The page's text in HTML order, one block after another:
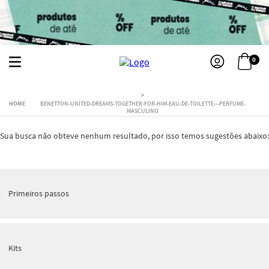
0
BENETTON-UNITED-DREAMS-TOGETHER-FOR-HIM-EAU-DE-TOILETTE---PERFUME-
MASCULINO
Sua busca não obteve nenhum resultado, por isso temos sugestões abaixo:
Primeiros passos
Kits